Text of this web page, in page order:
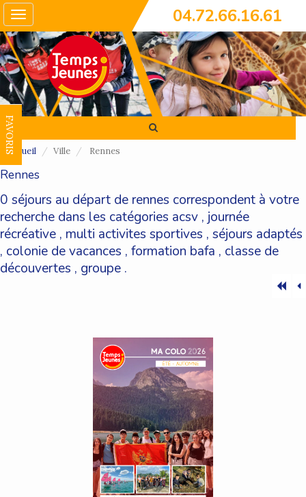
Toggle
navigation
04.72.66.16.61
FAVORIS
Accueil Ville Rennes
Rennes
0 séjours au départ de rennes correspondent à votre
recherche dans les catégories acsv , journée
récréative , multi activites sportives , séjours adaptés
, colonie de vacances , formation bafa , classe de
découvertes , groupe .